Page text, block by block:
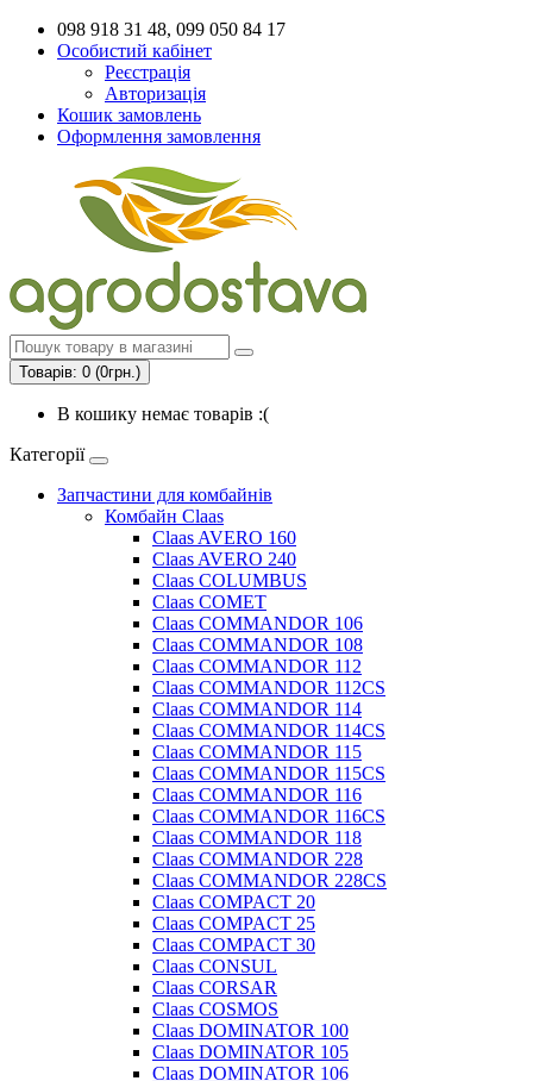
098 918 31 48, 099 050 84 17
Особистий кабінет
Реєстрація
Авторизація
Кошик замовлень
Оформлення замовлення
Товарів: 0 (0грн.)
В кошику немає товарів :(
Категорії
Запчастини для комбайнів
Комбайн Claas
Claas AVERO 160
Claas AVERO 240
Claas COLUMBUS
Claas COMET
Claas COMMANDOR 106
Claas COMMANDOR 108
Claas COMMANDOR 112
Claas COMMANDOR 112CS
Claas COMMANDOR 114
Claas COMMANDOR 114CS
Claas COMMANDOR 115
Claas COMMANDOR 115CS
Claas COMMANDOR 116
Claas COMMANDOR 116CS
Claas COMMANDOR 118
Claas COMMANDOR 228
Claas COMMANDOR 228CS
Claas COMPACT 20
Claas COMPACT 25
Claas COMPACT 30
Claas CONSUL
Claas CORSAR
Claas COSMOS
Claas DOMINATOR 100
Claas DOMINATOR 105
Claas DOMINATOR 106